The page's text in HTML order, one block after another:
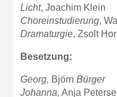
Licht, Joachim Klein
Choreinstudierung,
Dramaturgie, Zsolt
Besetzung:
Georg, BjörnBürger
Johanna, Anja